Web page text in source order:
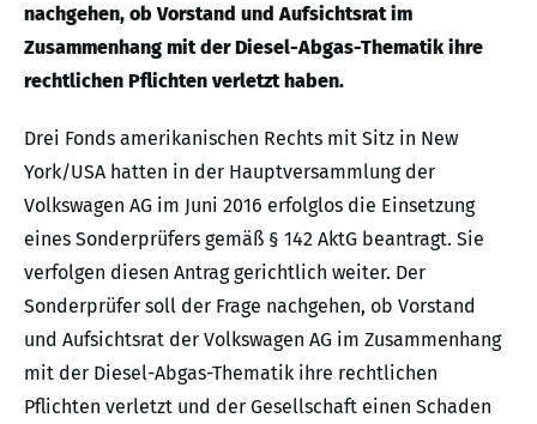
nachgehen, ob Vorstand und Aufsichtsrat im
Zusammenhang mit der Diesel-Abgas-Thematik ihre
rechtlichen Pflichten verletzt haben.
Drei Fonds amerikanischen Rechts mit Sitz in New
York/USA hatten in der Hauptversammlung der
Volkswagen AG im Juni 2016 erfolglos die Einsetzung
eines Sonderprüfers gemäß § 142 AktG beantragt. Sie
verfolgen diesen Antrag gerichtlich weiter. Der
Sonderprüfer soll der Frage nachgehen, ob Vorstand
und Aufsichtsrat der Volkswagen AG im Zusammenhang
mit der Diesel-Abgas-Thematik ihre rechtlichen
Pflichten verletzt und der Gesellschaft einen Schaden